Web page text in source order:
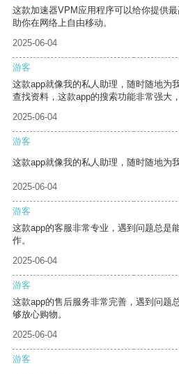
这款加速器VPM应用程序可以给你提供
助你在网络上自由移动。
2025-06-04
游客
这款app就像我的私人助理，随时随地为
查找资料，这款app的搜索功能非常强大
2025-06-04
游客
这款app就像我的私人助理，随时随地为
2025-06-04
游客
这款app的客服非常专业，遇到问题总是
作。
2025-06-04
游客
这款app的售后服务非常完善，遇到问题
够放心购物。
2025-06-04
游客